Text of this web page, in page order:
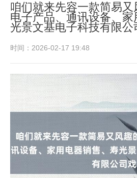
咱们就来先容一款简易
电子产品、通讯设备、
光景文基电子科技有限公
时间：2026-02-17 19:48